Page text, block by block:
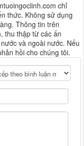
chỉ
thức. Không sử dụng
Thông tin trên
thu thập từ các ấn
và ngoài nước. Nếu
hồi cho chúng tôi.